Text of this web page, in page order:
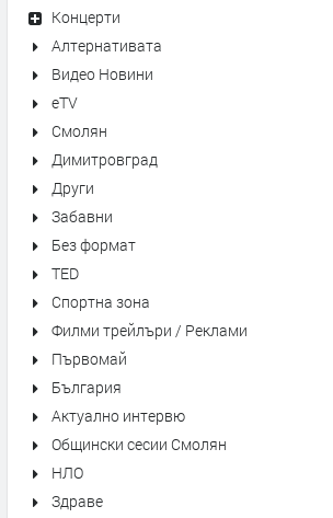
Концерти
Алтернативата
Видео Новини
eTV
Смолян
Димитровград
Други
Забавни
Без формат
TED
Спортна зона
Филми трейлъри / Реклами
Първомай
България
Актуално интервю
Общински сесии Смолян
НЛО
Здраве